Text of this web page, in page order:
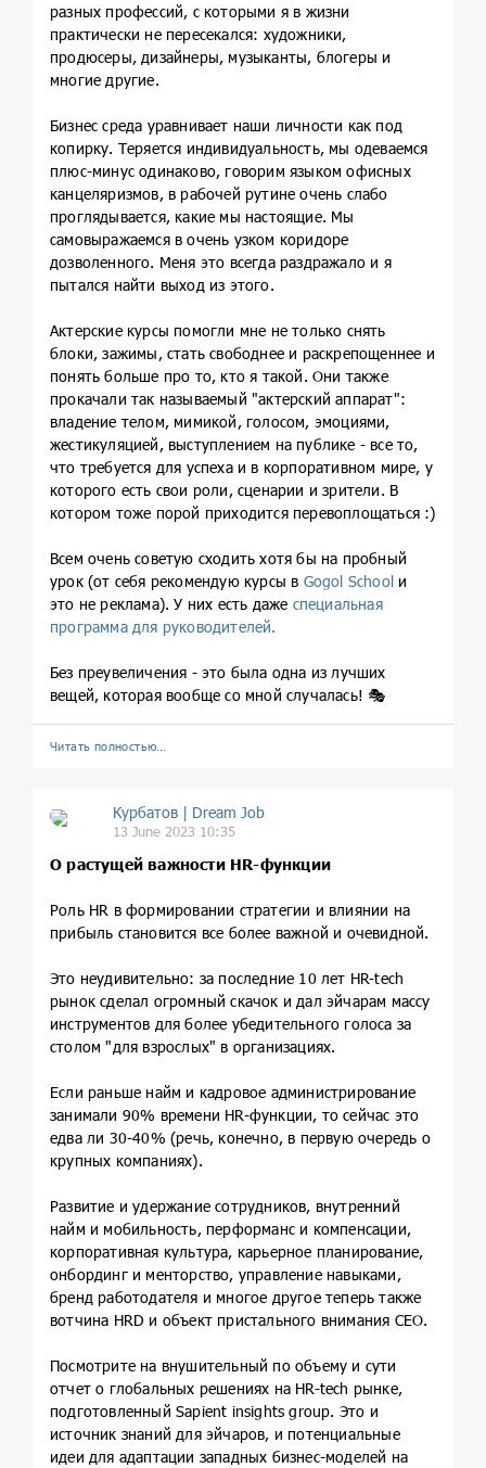
разных профессий, с которыми я в жизни
практически не пересекался: художники,
продюсеры, дизайнеры, музыканты, блогеры и
многие другие.
Бизнес среда уравнивает наши личности как под
копирку. Теряется индивидуальность, мы одеваемся
плюс-минус одинаково, говорим языком офисных
канцеляризмов, в рабочей рутине очень слабо
проглядывается, какие мы настоящие. Мы
самовыражаемся в очень узком коридоре
дозволенного. Меня это всегда раздражало и я
пытался найти выход из этого.
Актерские курсы помогли мне не только снять
блоки, зажимы, стать свободнее и раскрепощеннее и
понять больше про то, кто я такой. Они также
прокачали так называемый "актерский аппарат":
владение телом, мимикой, голосом, эмоциями,
жестикуляцией, выступлением на публике - все то,
что требуется для успеха и в корпоративном мире, у
которого есть свои роли, сценарии и зрители. В
котором тоже порой приходится перевоплощаться :)
Всем очень советую сходить хотя бы на пробный
урок (от себя рекомендую курсы в Gogol School и
это не реклама). У них есть даже специальная
программа для руководителей.
Без преувеличения - это была одна из лучших
вещей, которая вообще со мной случалась! 🎭
Читать полностью…
Курбатов | Dream Job
13 June 2023 10:35
О растущей важности HR-функции
Роль HR в формировании стратегии и влиянии на
прибыль становится все более важной и очевидной.
Это неудивительно: за последние 10 лет HR-tech
рынок сделал огромный скачок и дал эйчарам массу
инструментов для более убедительного голоса за
столом "для взрослых" в организациях.
Если раньше найм и кадровое администрирование
занимали 90% времени HR-функции, то сейчас это
едва ли 30-40% (речь, конечно, в первую очередь о
крупных компаниях).
Развитие и удержание сотрудников, внутренний
найм и мобильность, перформанс и компенсации,
корпоративная культура, карьерное планирование,
онбординг и менторство, управление навыками,
бренд работодателя и многое другое теперь также
вотчина HRD и объект пристального внимания CEO.
Посмотрите на внушительный по объему и сути
отчет о глобальных решениях на HR-tech рынке,
подготовленный Sapient insights group. Это и
источник знаний для эйчаров, и потенциальные
идеи для адаптации западных бизнес-моделей на